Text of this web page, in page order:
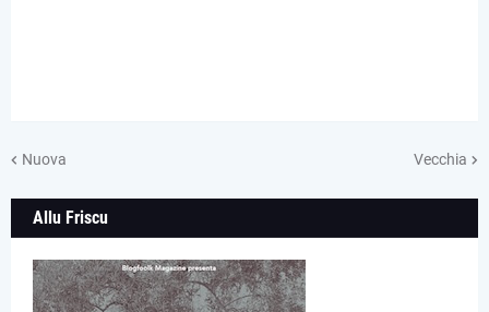
Nuova Vecchia
Allu Friscu